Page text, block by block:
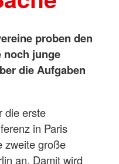
proben den
noch junge
die Aufgaben
die erste
in Paris
zweite große
an. Damit wird